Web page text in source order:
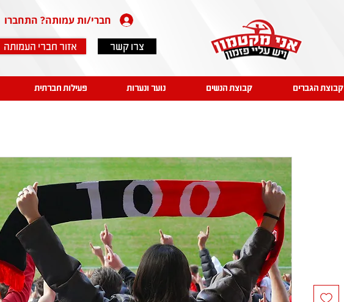
חברי/ות עמותה? התחברו
אזור חברי העמותה צרו קשר
קבוצת הגברים קבוצת הנשים נוער ונערות פעילות חברתית